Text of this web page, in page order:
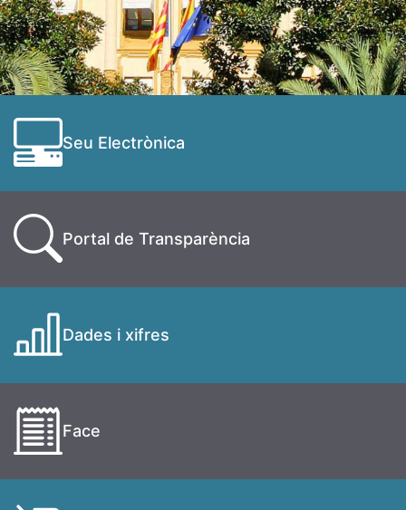
Seu Electrònica
Portal de Transparència
Dades i xifres
Face